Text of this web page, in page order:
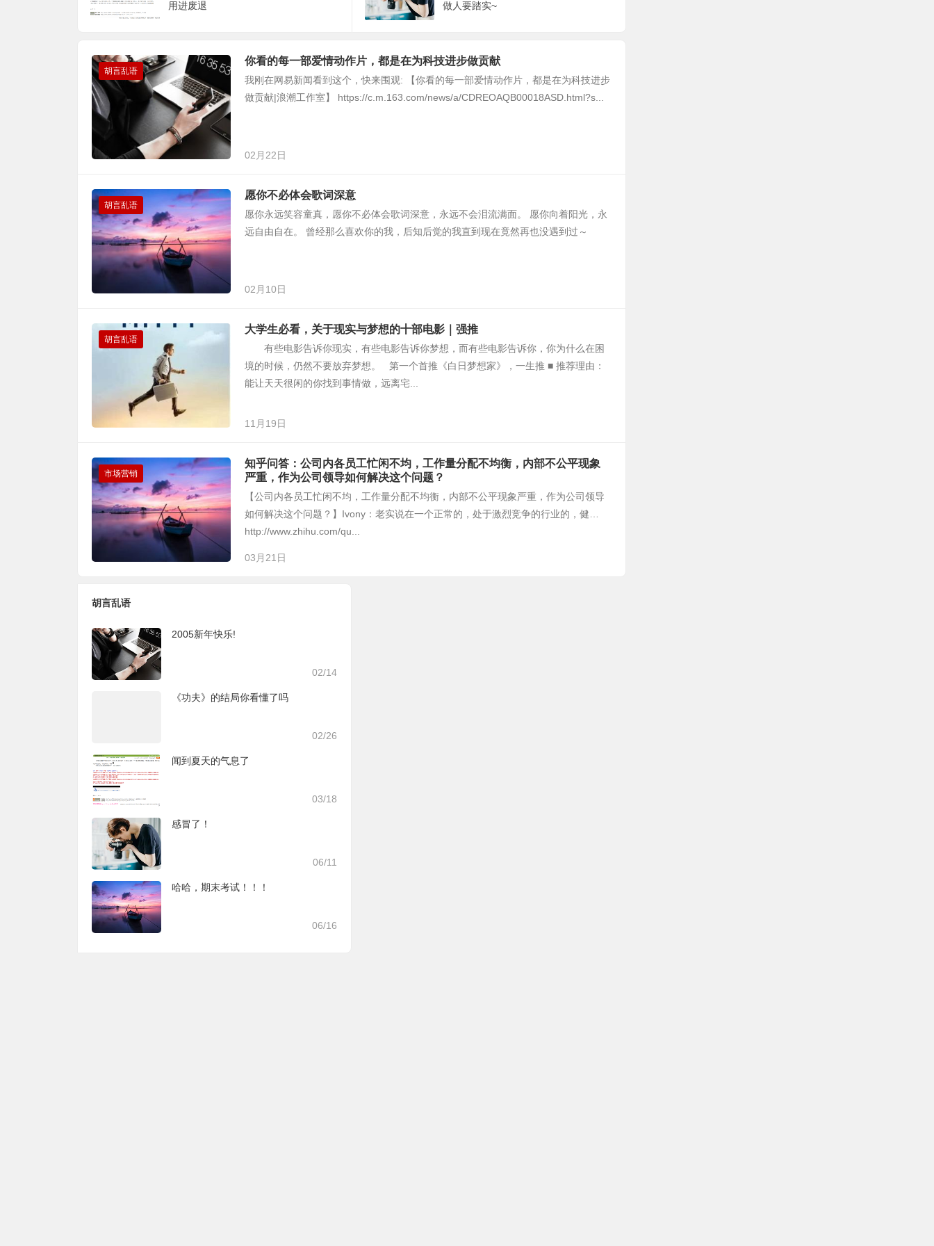
用进废退 做人要踏实~
胡言乱语
你看的每一部爱情动作片，都是在为科技进步做贡献
我刚在网易新闻看到这个，快来围观: 【你看的每一部爱情动作片，都是在为科技进步
做贡献|浪潮工作室】 https://c.m.163.com/news/a/CDREOAQB00018ASD.html?s...
02月22日
胡言乱语
愿你不必体会歌词深意
愿你永远笑容童真，愿你不必体会歌词深意，永远不会泪流满面。 愿你向着阳光，永
远自由自在。 曾经那么喜欢你的我，后知后觉的我直到现在竟然再也没遇到过～
02月10日
胡言乱语
大学生必看，关于现实与梦想的十部电影｜强推
有些电影告诉你现实，有些电影告诉你梦想，而有些电影告诉你，你为什么在困
境的时候，仍然不要放弃梦想。 第一个首推《白日梦想家》，一生推 ■ 推荐理由：
能让天天很闲的你找到事情做，远离宅...
11月19日
市场营销
知乎问答：公司内各员工忙闲不均，工作量分配不均衡，内部不公平现象
严重，作为公司领导如何解决这个问题？
【公司内各员工忙闲不均，工作量分配不均衡，内部不公平现象严重，作为公司领导
如何解决这个问题？】Ivony：老实说在一个正常的，处于激烈竞争的行业的，健…
http://www.zhihu.com/qu...
03月21日
胡言乱语
2005新年快乐!
02/14
《功夫》的结局你看懂了吗
02/26
闻到夏天的气息了
03/18
感冒了！
06/11
哈哈，期末考试！！！
06/16